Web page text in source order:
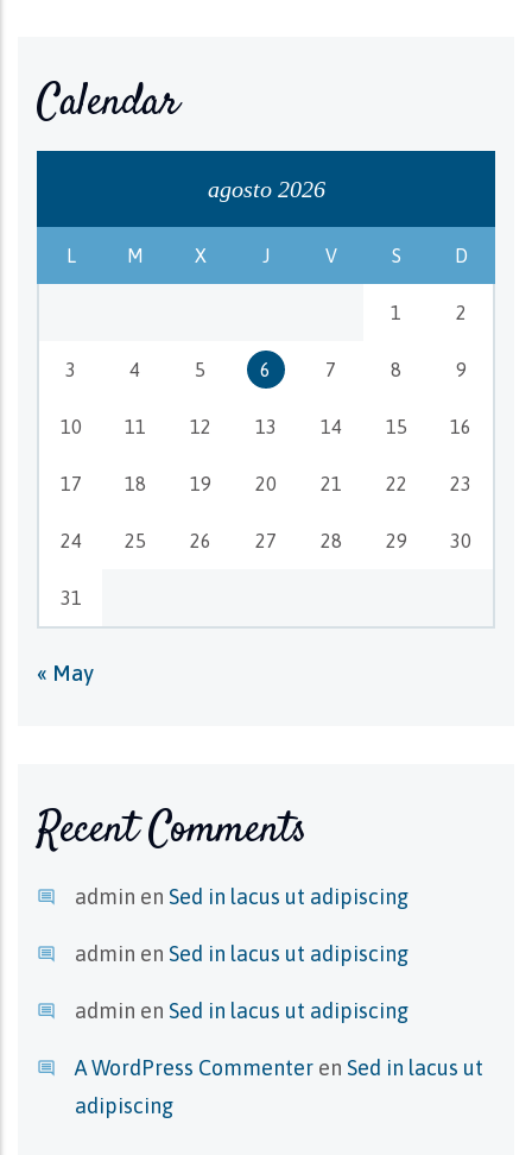
Calendar
agosto 2026
L M X J V S D
1 2
3 4 5 6 7 8 9
10 11 12 13 14 15 16
17 18 19 20 21 22 23
24 25 26 27 28 29 30
31
« May
Recent Comments
admin en Sed in lacus ut adipiscing
admin en Sed in lacus ut adipiscing
admin en Sed in lacus ut adipiscing
A WordPress Commenter en Sed in lacus ut
adipiscing